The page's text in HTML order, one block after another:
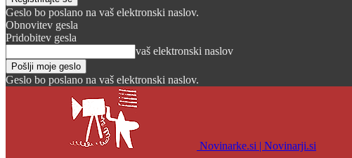
Geslo bo poslano na vaš elektronski naslov.
Obnovitev gesla
Pridobitev gesla
vaš elektronski naslov
Geslo bo poslano na vaš elektronski naslov.
Novinarke.si | Novinarji.si